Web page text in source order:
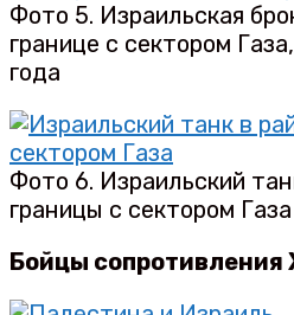
Фото 5. Израильская
границе с сектором
года
Фото 6. Израильский
границы с сектором Газа
Бойцы